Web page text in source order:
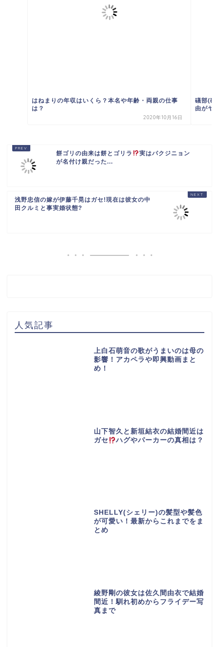
はねまりの年収はいくら？本名や年齢・両親の仕事
は？
2020年10月16日
礒部(磯
由がヤ
餅ゴリの由来は餅とゴリラ
実はパクジニョン
が名付け親だった...
浅野忠信の嫁が伊藤千晃はガセ!現在は彼女の中
田クルミと事実婚状態?
人気記事
上白石萌音の歌がうまいのは母の
影響！アカペラや即興動画まと
め！
山下智久と新垣結衣の結婚間近は
ガセ
ハグやパーカーの真相は？
SHELLY(シェリー)の髪型や髪色
が可愛い！最新からこれまでをま
とめ
綾野剛の彼女は佐久間由衣で結婚
間近！馴れ初めからフライデー写
真まで